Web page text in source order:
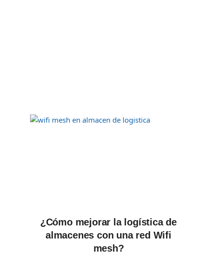
¿Cómo mejorar la logística de
almacenes con una red Wifi
mesh?